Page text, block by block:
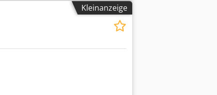
Kleinanzeige